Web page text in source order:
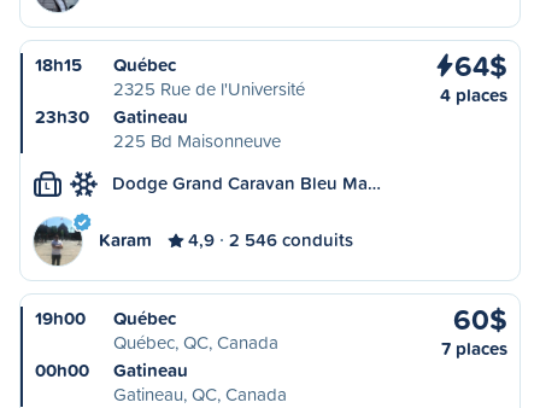
18h15
Québec
2325 Rue de l'Université
23h30
Gatineau
225 Bd Maisonneuve
64$
4 places
L Dodge Grand Caravan Bleu Ma…
Karam 4,9 2 546 conduits
19h00
Québec
Québec, QC, Canada
00h00
Gatineau
Gatineau, QC, Canada
60$
7 places